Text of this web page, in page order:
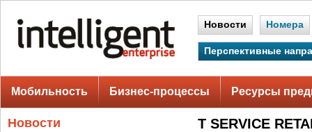
Новости Номера
Перспективные
Мобильность Бизнес-процессы Ресурсы
Новости T SERVICE